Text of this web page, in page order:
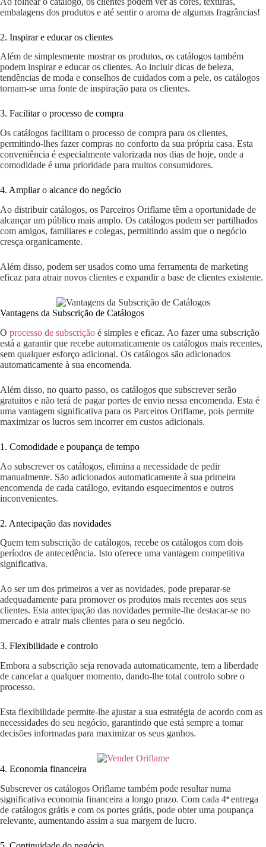
embalagens dos produtos e até sentir o aroma de algumas fragrâncias!
2. Inspirar e educar os clientes
Além de simplesmente mostrar os produtos, os catálogos também
podem inspirar e educar os clientes. Ao incluir dicas de beleza,
tendências de moda e conselhos de cuidados com a pele, os catálogos
tornam-se uma fonte de inspiração para os clientes.
3. Facilitar o processo de compra
Os catálogos facilitam o processo de compra para os clientes,
permitindo-lhes fazer compras no conforto da sua própria casa. Esta
conveniência é especialmente valorizada nos dias de hoje, onde a
comodidade é uma prioridade para muitos consumidores.
4. Ampliar o alcance do negócio
Ao distribuir catálogos, os Parceiros Oriflame têm a oportunidade de
alcançar um público mais amplo. Os catálogos podem ser partilhados
com amigos, familiares e colegas, permitindo assim que o negócio
cresça organicamente.
Além disso, podem ser usados como uma ferramenta de marketing
eficaz para atrair novos clientes e expandir a base de clientes existente.
Vantagens da Subscrição de Catálogos
O processo de subscrição é simples e eficaz. Ao fazer uma subscrição
está a garantir que recebe automaticamente os catálogos mais recentes,
sem qualquer esforço adicional. Os catálogos são adicionados
automaticamente à sua encomenda.
Além disso, no quarto passo, os catálogos que subscrever serão
gratuitos e não terá de pagar portes de envio nessa encomenda. Esta é
uma vantagem significativa para os Parceiros Oriflame, pois permite
maximizar os lucros sem incorrer em custos adicionais.
1. Comodidade e poupança de tempo
Ao subscrever os catálogos, elimina a necessidade de pedir
manualmente. São adicionados automaticamente à sua primeira
encomenda de cada catálogo, evitando esquecimentos e outros
inconvenientes.
2. Antecipação das novidades
Quem tem subscrição de catálogos, recebe os catálogos com dois
períodos de antecedência. Isto oferece uma vantagem competitiva
significativa.
Ao ser um dos primeiros a ver as novidades, pode preparar-se
adequadamente para promover os produtos mais recentes aos seus
clientes. Esta antecipação das novidades permite-lhe destacar-se no
mercado e atrair mais clientes para o seu negócio.
3. Flexibilidade e controlo
Embora a subscrição seja renovada automaticamente, tem a liberdade
de cancelar a qualquer momento, dando-lhe total controlo sobre o
processo.
Esta flexibilidade permite-lhe ajustar a sua estratégia de acordo com as
necessidades do seu negócio, garantindo que está sempre a tomar
decisões informadas para maximizar os seus ganhos.
4. Economia financeira
Subscrever os catálogos Oriflame também pode resultar numa
significativa economia financeira a longo prazo. Com cada 4ª entrega
de catálogos grátis e com os portes grátis, pode obter uma poupança
relevante, aumentando assim a sua margem de lucro.